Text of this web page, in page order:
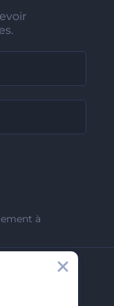
à